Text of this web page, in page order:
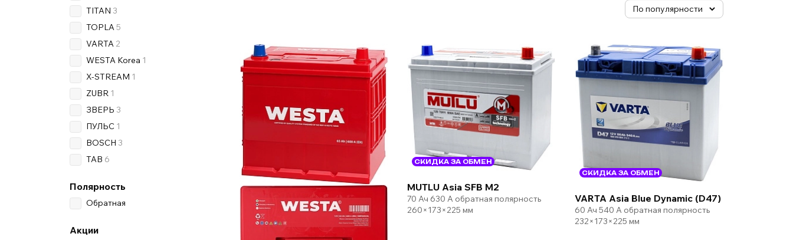
TITAN 3
TOPLA 5
VARTA 2
WESTA Korea 1
X-STREAM 1
ZUBR 1
ЗВЕРЬ 3
ПУЛЬС 1
BOSCH 3
TAB 6
Полярность
Обратная
Акции
СКИДКА ЗА ОБМЕН
MUTLU Asia SFB M2
70 Ач 630 А обратная полярность
260×173×225 мм
СКИДКА ЗА ОБМЕН
VARTA Asia Blue Dynamic (D47)
60 Ач 540 А обратная полярность
232×173×225 мм